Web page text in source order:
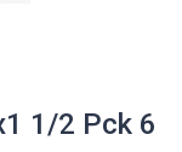
1/2 Pck 6